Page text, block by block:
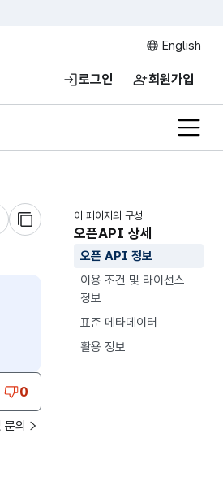
English
로그인 회원가입
전체
창 열림새창 열림
0
이 페이지의 구성
오픈API 상세
오픈 API 정보
이용 조건 및 라이선스
정보
표준 메타데이터
활용 정보
의